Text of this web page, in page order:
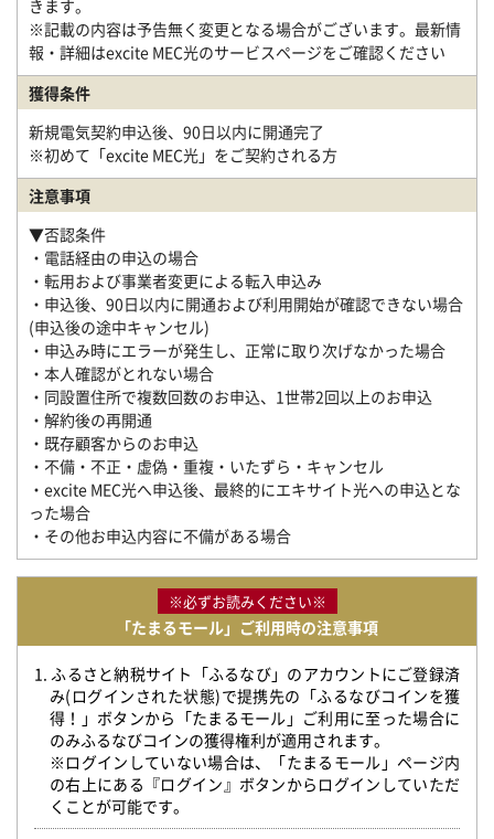
きます。
※記載の内容は予告無く変更となる場合がございます。最新情
報・詳細はexcite MEC光のサービスページをご確認ください
獲得条件
新規電気契約申込後、90日以内に開通完了
※初めて「excite MEC光」をご契約される方
注意事項
▼否認条件
・電話経由の申込の場合
・転用および事業者変更による転入申込み
・申込後、90日以内に開通および利用開始が確認できない場合
(申込後の途中キャンセル)
・申込み時にエラーが発生し、正常に取り次げなかった場合
・本人確認がとれない場合
・同設置住所で複数回数のお申込、1世帯2回以上のお申込
・解約後の再開通
・既存顧客からのお申込
・不備・不正・虚偽・重複・いたずら・キャンセル
・excite MEC光へ申込後、最終的にエキサイト光への申込とな
った場合
・その他お申込内容に不備がある場合
※必ずお読みください※
「たまるモール」ご利用時の注意事項
1. ふるさと納税サイト「ふるなび」のアカウントにご登録済
み(ログインされた状態)で提携先の「ふるなびコインを獲
得！」ボタンから「たまるモール」ご利用に至った場合に
のみふるなびコインの獲得権利が適用されます。
※ログインしていない場合は、「たまるモール」ページ内
の右上にある『ログイン』ボタンからログインしていただ
くことが可能です。